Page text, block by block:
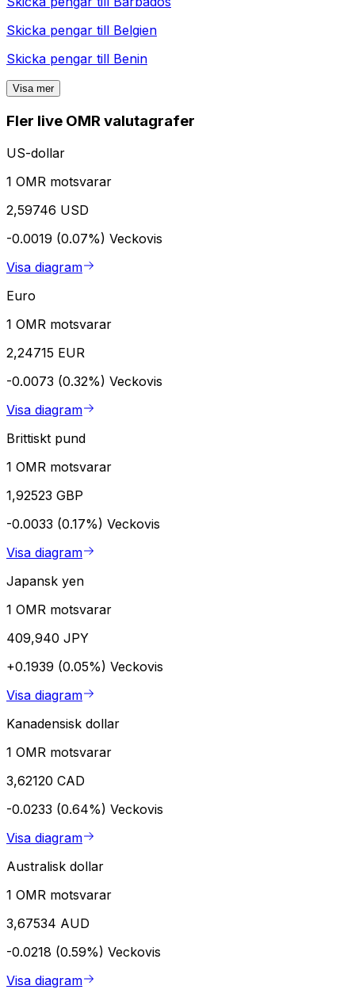
Skicka pengar till Belgien
Skicka pengar till Benin
Visa mer
Fler live OMR valutagrafer
US-dollar
1 OMR motsvarar
2,59746 USD
-0.0019 (0.07%) Veckovis
Visa diagram
Euro
1 OMR motsvarar
2,24715 EUR
-0.0073 (0.32%) Veckovis
Visa diagram
Brittiskt pund
1 OMR motsvarar
1,92523 GBP
-0.0033 (0.17%) Veckovis
Visa diagram
Japansk yen
1 OMR motsvarar
409,940 JPY
+0.1939 (0.05%) Veckovis
Visa diagram
Kanadensisk dollar
1 OMR motsvarar
3,62120 CAD
-0.0233 (0.64%) Veckovis
Visa diagram
Australisk dollar
1 OMR motsvarar
3,67534 AUD
-0.0218 (0.59%) Veckovis
Visa diagram